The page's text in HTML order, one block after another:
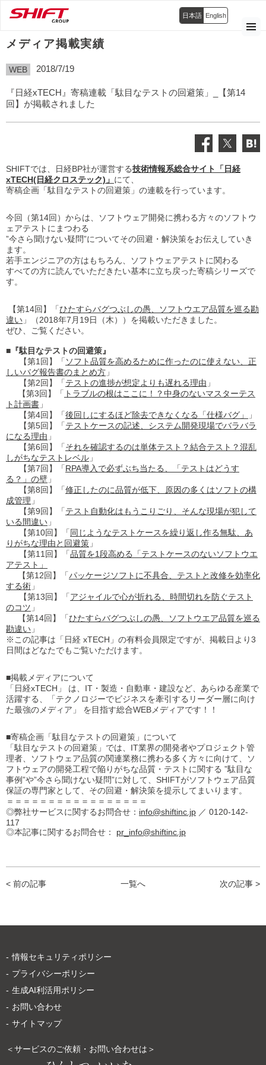
日本語 English
メディア掲載実績
WEB 2018/7/19
『日経xTECH』寄稿連載「駄目なテストの回避策」_【第14
回】が掲載されました
SHIFTでは、日経BP社が運営する技術情報系総合サイト「日経
xTECH(日経クロステック)」 にて、
寄稿企画「駄目なテストの回避策」の連載を行っています。
今回（第14回）からは、ソフトウェア開発に携わる方々のソフトウ
ェアテストにまつわる
”今さら聞けない疑問”についてその回避・解決策をお伝えしていき
ます。
若手エンジニアの方はもちろん、ソフトウェアテストに関わる
すべての方に読んでいただきたい基本に立ち戻った寄稿シリーズで
す。
【第14回】「ひたすらバグつぶしの愚、ソフトウエア品質を巡る勘
違い 」（2018年7月19日（木））を掲載いただきました。
ぜひ、ご覧ください。
■『駄目なテストの回避策』
【第1回】「 ソフト品質を高めるために作ったのに使えない、正
しいバグ報告書のまとめ方 」
【第2回】「テストの進捗が想定よりも遅れる理由 」
【第3回】「 トラブルの根はここに！？中身のないマスターテス
ト計画書 」
【第4回】「後回しにするほど除去できなくなる「仕様バグ」
」
【第5回】「テストケースの記述、システム開発現場でバラバラ
になる理由 」
【第6回】「それを確認するのは単体テスト？結合テスト？混乱
しがちなテストレベル 」
【第7回】「RPA導入で必ずぶち当たる、「テストはどうす
る？」の壁 」
【第8回】「修正したのに品質が低下、原因の多くはソフトの構
成管理 」
【第9回】「テスト自動化はもうこりごり、そんな現場が犯して
いる間違い 」
【第10回】「同じようなテストケースを繰り返し作る無駄、あ
りがちな理由と回避策 」
【第11回】「品質を1段高める「テストケースのないソフトウエ
アテスト」
【第12回】「パッケージソフトに不具合、テストと改修を効率化
する術 」
【第13回】「アジャイルで心が折れる、時間切れを防ぐテスト
のコツ 」
【第14回】「ひたすらバグつぶしの愚、ソフトウエア品質を巡る
勘違い 」
※この記事は「日経 xTECH」の有料会員限定ですが、掲載日より3
日間はどなたでもご覧いただけます。
■掲載メディアについて
「日経xTECH」
は、IT・製造・自動車・建設など、 あらゆる産業で
活躍する、「テクノロジーでビジネスを牽引するリーダー層に向け
た最強のメディア」 を目指す総合WEBメディアです！！
■寄稿企画「駄目なテストの回避策」について
「駄目なテストの回避策」では、IT業界の開発者やプロジェクト管
理者、ソフトウェア品質の関連業務に携わる多く方々に向けて、ソ
フトウェアの開発工程で陥りがちな品質・テストに関する ”駄目な
事例”や”今さら聞けない疑問”に対して、SHIFTがソフトウェア品質
保証の専門家として、その回避・解決策を提示してまいります。
＝＝＝＝＝＝＝＝＝＝＝＝＝＝＝＝＝
◎弊社サービスに関するお問合せ： info@shiftinc.jp ／ 0120-142-
117
◎本記事に関するお問合せ： pr_info@shiftinc.jp
< 前の記事 一覧へ 次の記事 >
情報セキュリティポリシー
プライバシーポリシー
生成AI利活用ポリシー
お問い合わせ
サイトマップ
＜サービスのご依頼・お問い合わせは＞